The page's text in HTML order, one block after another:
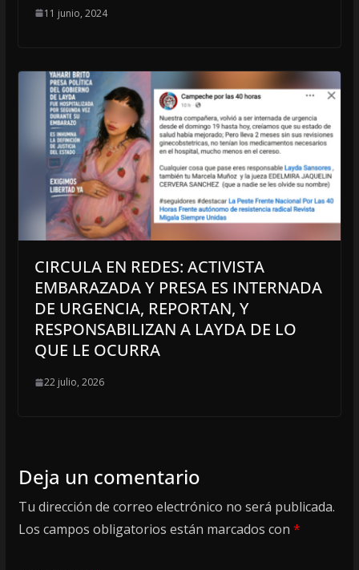
11 junio, 2024
CIRCULA EN REDES: ACTIVISTA
EMBARAZADA Y PRESA ES INTERNADA
DE URGENCIA, REPORTAN, Y
RESPONSABILIZAN A LAYDA DE LO
QUE LE OCURRA
22 julio, 2026
Deja un comentario
Tu dirección de correo electrónico no será publicada.
Los campos obligatorios están marcados con *